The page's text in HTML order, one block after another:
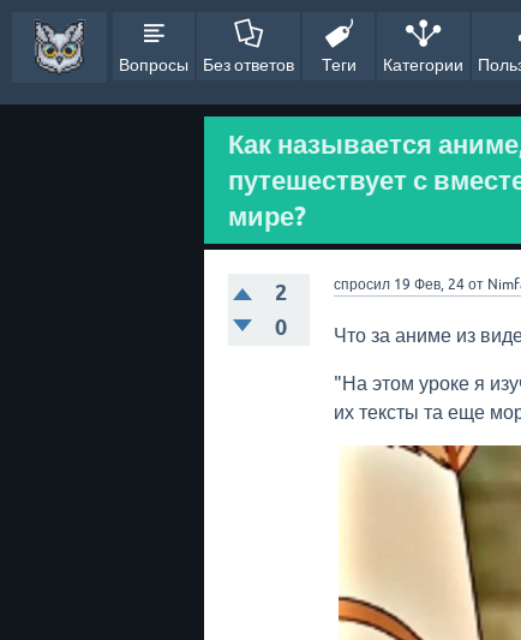
Вопросы Без ответов Теги Категории
Как называется
путешествует с
мире?
2
0
спросил 19 Фев, 24 от
Что за аниме из
"На этом уроке я
их тексты та еще